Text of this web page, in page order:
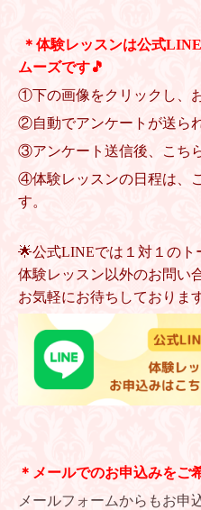
＊体験レッスンは公式
ムーズです🎵
①下の画像をクリックし、
②自動でアンケートが送ら
③アンケート送信後、こち
④体験レッスンの日程は、
す。
🌟公式LINEでは１対１のト
体験レッスン以外のお問い
お気軽にお待ちしておりま
＊メールでのお申込みをご
メールフォームからもお申